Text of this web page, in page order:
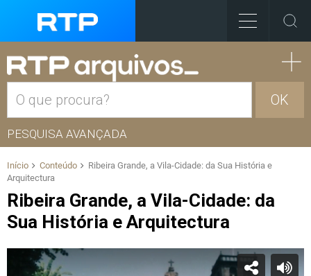
OK
PESQUISA AVANÇADA
Início Conteúdo
Ribeira Grande, a Vila-Cidade: da Sua História e
Arquitectura
Ribeira Grande, a Vila-Cidade: da
Sua História e Arquitectura